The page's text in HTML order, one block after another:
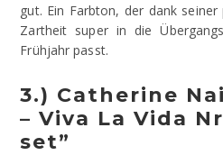
gut. Ein Farbton, der dank
Zartheit super in die
Frühjahr passt.
3.) Catherine
– Viva La Vida
set”